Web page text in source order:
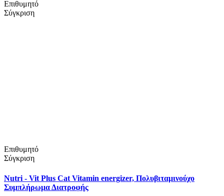
Επιθυμητό
Σύγκριση
Επιθυμητό
Σύγκριση
Nutri - Vit Plus Cat Vitamin energizer, Πολυβιταμινούχο
Συμπλήρωμα Διατροφής